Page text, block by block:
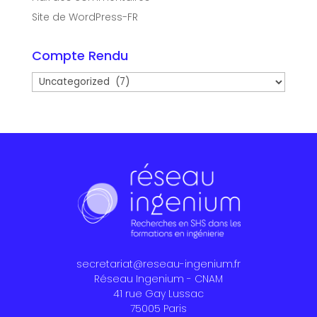
Site de WordPress-FR
Compte Rendu
Compte
Rendu
secretariat@reseau-ingenium.fr
Réseau Ingenium - CNAM
41 rue Gay Lussac
75005 Paris